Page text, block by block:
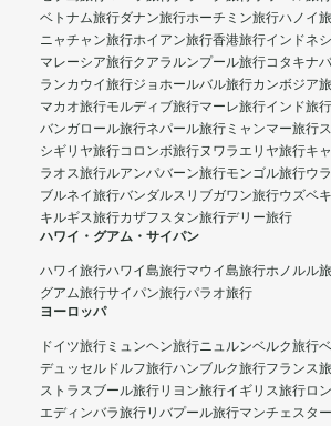
ベトナム旅行ダナン旅行ホーチミン旅行ハノイ
ニャチャン旅行ホイアン旅行香港旅行インドネ
マレーシア旅行クアラルンプール旅行コタキナ
ランカウイ旅行ジョホールバル旅行カンボジア
マカオ旅行モルディブ旅行マーレ旅行インド旅行
バンガロール旅行ネパール旅行 ミャンマー旅行
シギリヤ旅行コロンボ旅行ヌワラエリヤ旅行キ
ラオス旅行ルアンパバーン旅行モンゴル旅行ウ
ブルネイ旅行バンダルスリブガワン旅行ウズベ
キルギス旅行カザフスタン旅行デリー旅行
ハワイ・グアム・サイパン
ハワイ旅行ハワイ島旅行マウイ島旅行ホノルル
グアム旅行サイパン旅行パラオ旅行
ヨーロッパ
ドイツ旅行 ミュンヘン旅行ニュルンベルク旅行
デュッセルドルフ旅行ハンブルク旅行フランス
ストラスブール旅行リヨン旅行イギリス旅行ロ
エディンバラ旅行リバプール旅行マンチェスタ